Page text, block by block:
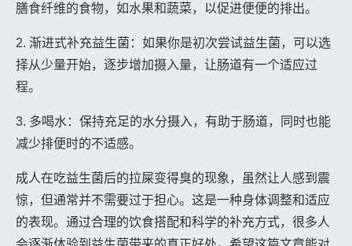
膳食纤维的食物，如水果和蔬菜，以促进便便的排出。
2. 渐进式补充益生菌：如果你是初次尝试益生菌，可以选
择从少量开始，逐步增加摄入量，让肠道有一个适应过
程。
3. 多喝水：保持充足的水分摄入，有助于肠道，同时也能
减少排便时的不适感。
成人在吃益生菌后的拉屎变得臭的现象，虽然让人感到震
惊，但通常并不需要过于担心。这是一种身体调整和适应
的表现。通过合理的饮食搭配和科学的补充方式，很多人